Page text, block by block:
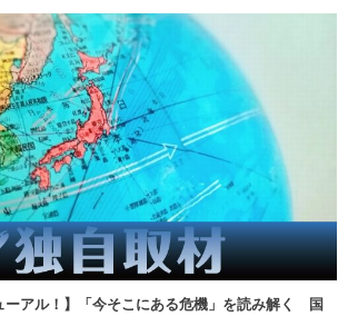
ーアル！】「今そこにある危機」を読み解く 国